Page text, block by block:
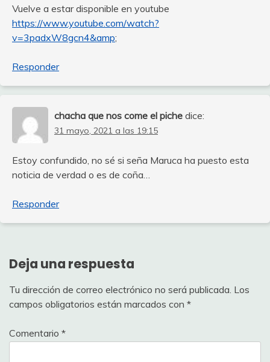
Vuelve a estar disponible en youtube
https://www.youtube.com/watch?
v=3padxW8gcn4&amp;
Responder
chacha que nos come el piche dice:
31 mayo, 2021 a las 19:15
Estoy confundido, no sé si seña Maruca ha puesto esta
noticia de verdad o es de coña…
Responder
Deja una respuesta
Tu dirección de correo electrónico no será publicada. Los
campos obligatorios están marcados con *
Comentario *